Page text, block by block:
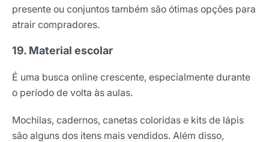
presente ou conjuntos também são ótimas opções para
atrair compradores.
19. Material escolar
É uma busca online crescente, especialmente durante
o período de volta às aulas.
Mochilas, cadernos, canetas coloridas e kits de lápis
são alguns dos itens mais vendidos. Além disso,